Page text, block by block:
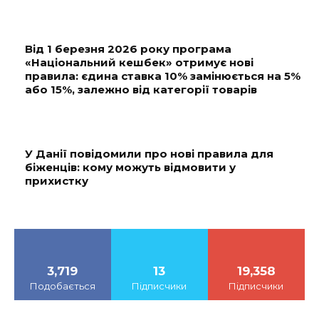
Від 1 березня 2026 року програма
«Національний кешбек» отримує нові
правила: єдина ставка 10% замінюється на 5%
або 15%, залежно від категорії товарів
У Данії повідомили про нові правила для
біженців: кому можуть відмовити у
прихистку
3,719
Подобається
13
Підписчики
19,358
Підписчики